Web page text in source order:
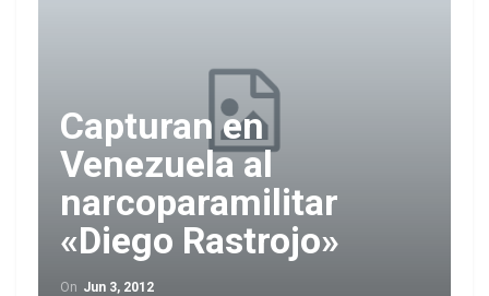
Capturan en
Venezuela al
narcoparamilitar
«Diego Rastrojo»
On Jun 3, 2012